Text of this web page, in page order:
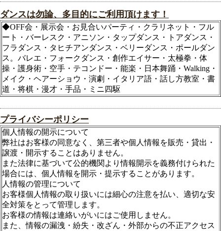
ダンスは勿論、多目的にご利用頂けます！
◆OFF会・展示会・お見合いパーティ・クラリネット・フル
ート・バーレスク・アニソン・タップダンス・トアダンス・
フラダンス・タヒチアンダンス・ベリーダンス・ポールダン
ス。バレエ・フォークダンス・創作エイサー・太極拳・体
操・護身術・空手・テコンドー・能楽・日本舞踊・Walking・
メイク・ヘアーショウ・演劇・イタリア語・話し方教室・書
道・将棋・漫才・手品・ミニ四駆
プライバシーポリシー
個人情報の開示について
弊社はお客様の同意なく、第三者や個人情報を販売・貸出・
譲渡・開示することはありません。
また法律に基づいて公的機関より情報開示を義務付けられた
場合には、個人情報を開示・提示することがあります。
人情報の管理について
お客様個人情報の取り扱いには細心の注意を払い、適切な安
全対策をとって管理します。
お客様の情報は連絡いがいにはご使用しません。
また、情報の漏洩・紛失・改ざん・外部からの不正アクセス